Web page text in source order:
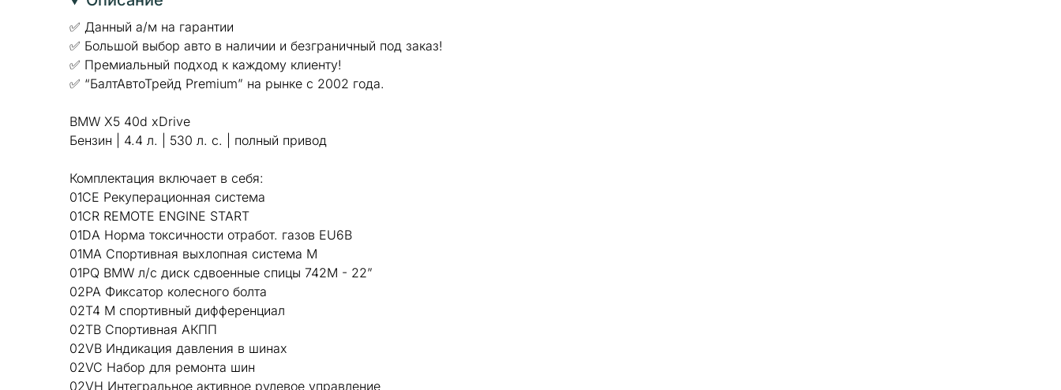
✅ Данный а/м на гарантии
✅ Большой выбор авто в наличии и безграничный под заказ!
✅ Премиальный подход к каждому клиенту!
✅ “БалтАвтоТрейд Premium” на рынке с 2002 года.
BMW X5 40d xDrive
Бензин | 4.4 л. | 530 л. с. | полный привод
Комплектация включает в себя:
01CE Рекуперационная система
01CR REMOTE ENGINE START
01DA Норма токсичности отработ. газов EU6B
01MA Спортивная выхлопная система M
01PQ BMW л/с диск сдвоенные спицы 742M - 22”
02PA Фиксатор колесного болта
02T4 M спортивный дифференциал
02TB Спортивная АКПП
02VB Индикация давления в шинах
02VC Набор для ремонта шин
02VH Интегральное активное рулевое управление